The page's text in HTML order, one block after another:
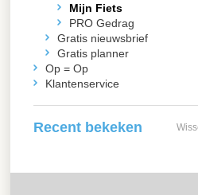
Mijn Fiets
PRO Gedrag
Gratis nieuwsbrief
Gratis planner
Op = Op
Klantenservice
Recent bekeken